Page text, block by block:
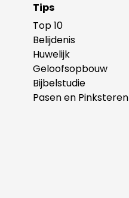
Tips
Top 10
Belijdenis
Huwelijk
Geloofsopbouw
Bijbelstudie
Pasen en Pinksteren